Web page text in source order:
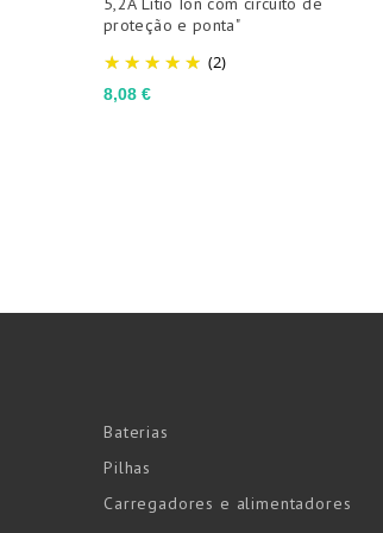
(2)
Preço
8,08 €
proteção e ponta"
Baterias
Pilhas
Carregadores e alimentadores